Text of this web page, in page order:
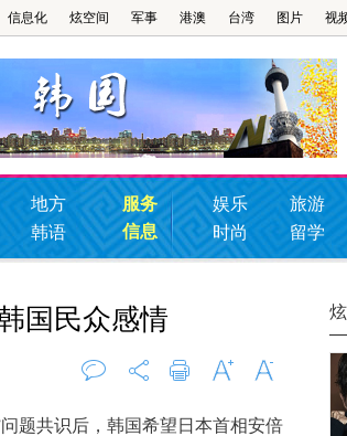
信息化 炫空间 军事 港澳 台湾 图片 视
地方
韩语
服务
信息
娱乐
旅游
时尚
留学
国民众感情
评论 0 打印 字大 字小
题共识后，韩国希望日本首相安倍